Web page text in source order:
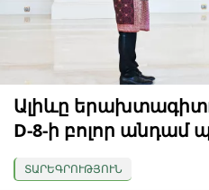
Ալիևը
D-8-ի բոլոր անդամ
ՏԱՐԵԳՐՈՒԹՅՈՒՆ